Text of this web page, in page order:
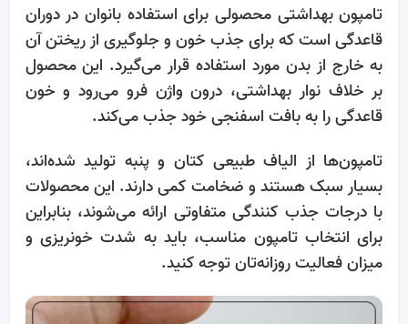
تامپون بهداشتی محصولی برای استفاده بانوان در دوران
قاعدگی است که برای جذب خون و جلوگیری از ریختن آن
به خارج از بدن مورد استفاده قرار می‌گیرد. این محصول
بر خلاف نوار بهداشتی، درون واژن فرو می‌رود و خون
قاعدگی را به بافت اسفنجی خود جذب می‌کند.
تامپون‌ها از الیاف طبیعی کتان و پنبه تولید شده‌اند،
بسیار سبک هستند و ضخامت کمی دارند. این محصولات
با درجات جذب کنندگی متفاوتی ارائه می‌شوند، بنابراین
برای انتخاب تامپون مناسب، باید به شدت خونریزی و
میزان فعالیت روزانه‌تان توجه کنید.